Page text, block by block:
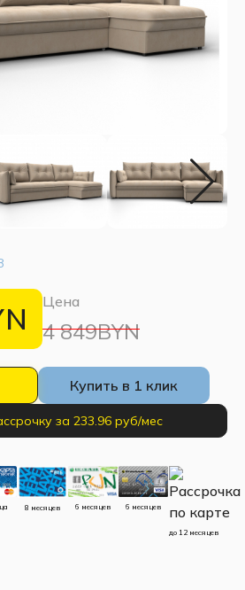
Цена
4 849BYN
Купить в 1 клик
за 233.96 руб/мес
8 месяцев 6 месяцев 6 месяцев
до 12 месяцев